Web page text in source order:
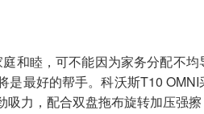
和睦，可不能因为家务分配不
是最好的帮手。科沃斯T10
吸力，配合双盘拖布旋转加压强